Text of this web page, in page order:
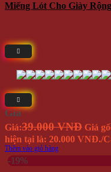
Miếng Lót Cho Giày
Giá
Giá:39.000 VNĐ Giá
hiện tại là: 20.000 VNĐ./
Thêm vào giỏ hàng
-19%